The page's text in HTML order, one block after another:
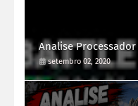
Analise Processador
setembro 02, 2020